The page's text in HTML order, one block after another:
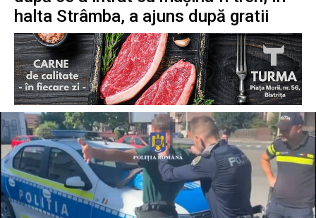
halta Strâmba, a ajuns după gratii